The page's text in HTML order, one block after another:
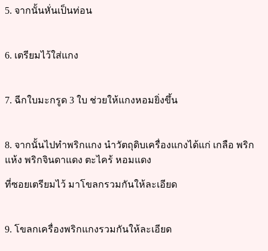
5. จากนั้นหั่นเป็นท่อน
6. เตรียมไว้ใส่แกง
7. ฉีกใบมะกรูด 3 ใบ ช่วยให้แกงหอมยิ่งขึ้น
8. จากนั้นไปทำพริกแกง นำวัตถุดิบเครื่องแกงได้แก่ เกลือ พริก
แห้ง พริกจินดาแดง ตะไคร้ หอมแดง
ที่ซอยเตรียมไว้ มาโขลกรวมกันให้ละเอียด
9. โขลกเครื่องพริกแกงรวมกันให้ละเอียด